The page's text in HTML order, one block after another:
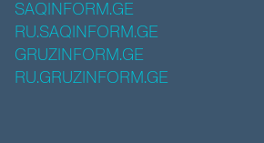
SAQINFORM.GE
RU.SAQINFORM.GE
GRUZINFORM.GE
RU.GRUZINFORM.GE